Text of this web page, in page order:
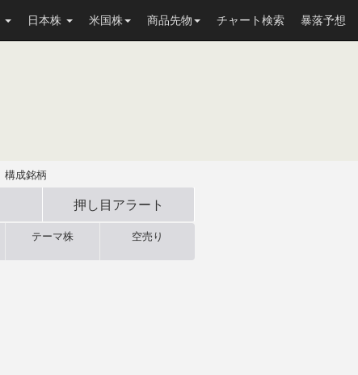
日本株 米国株 商品先物 チャート検索 暴落予想
構成銘柄
押し目 アラート
テーマ株 空売り